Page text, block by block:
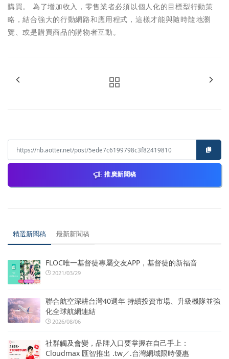
購買。 為了增加收入，零售業者必須以個人化的目標型行動策
略，結合強大的行動網路和應用程式，這樣才能與隨時隨地瀏
覽、或是購買商品的購物者互動。
推廣新聞稿
精選新聞稿 最新新聞稿
FLOC唯一基督徒專屬交友APP，基督徒的新福音
2021/03/29
聯合航空深耕台灣40週年 持續投資市場、升級機隊並強
化全球航網連結
2026/08/06
社群觸及會變，品牌入口要掌握在自己手上：
Cloudmax 匯智推出 .tw／.台灣網域限時優惠